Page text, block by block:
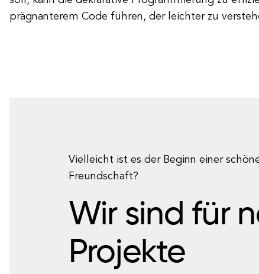
prägnanterem Code führen, der leichter zu
Vielleicht ist es der Beginn einer
Freundschaft?
Wir sind für
Projekte